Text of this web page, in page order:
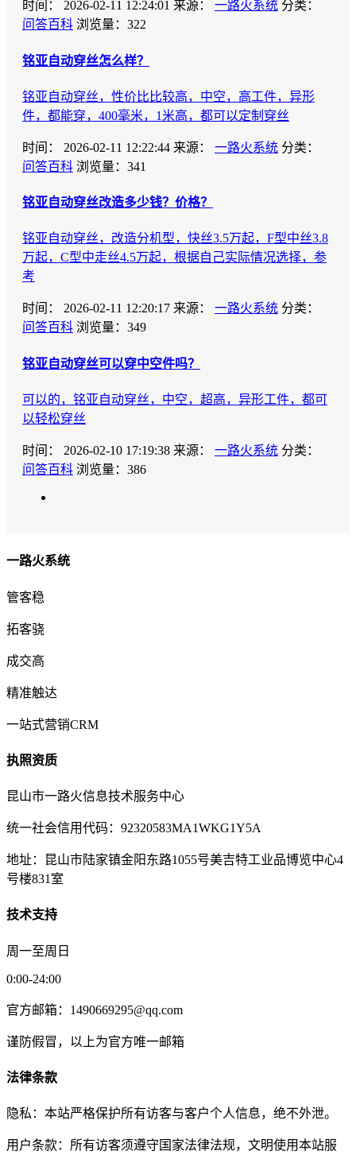
时间： 2026-02-11 12:24:01 来源： 一路火系统 分类：
问答百科 浏览量：322
铭亚自动穿丝怎么样？
铭亚自动穿丝，性价比比较高，中空，高工件，异形
件，都能穿，400毫米，1米高，都可以定制穿丝
时间： 2026-02-11 12:22:44 来源： 一路火系统 分类：
问答百科 浏览量：341
铭亚自动穿丝改造多少钱？价格？
铭亚自动穿丝，改造分机型，快丝3.5万起，F型中丝3.8
万起，C型中走丝4.5万起，根据自己实际情况选择，参
考
时间： 2026-02-11 12:20:17 来源： 一路火系统 分类：
问答百科 浏览量：349
铭亚自动穿丝可以穿中空件吗？
可以的，铭亚自动穿丝，中空，超高，异形工件，都可
以轻松穿丝
时间： 2026-02-10 17:19:38 来源： 一路火系统 分类：
问答百科 浏览量：386
一路火系统
管客稳
拓客骁
成交高
精准触达
一站式营销CRM
执照资质
昆山市一路火信息技术服务中心
统一社会信用代码：92320583MA1WKG1Y5A
地址：昆山市陆家镇金阳东路1055号美吉特工业品博览中心4
号楼831室
技术支持
周一至周日
0:00-24:00
官方邮箱：1490669295@qq.com
谨防假冒，以上为官方唯一邮箱
法律条款
隐私：本站严格保护所有访客与客户个人信息，绝不外泄。
用户条款：所有访客须遵守国家法律法规，文明使用本站服